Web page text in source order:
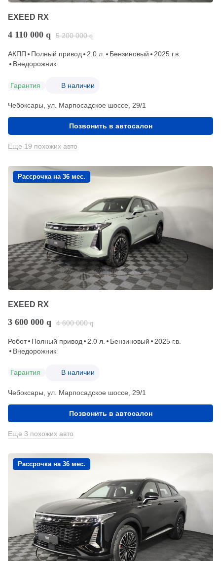
EXEED RX
4 110 000 q 5 200 000 q
АКПП Полный привод 2.0 л. Бензиновый
2025 г.в.
Внедорожник
Гарантия В наличии
Чебоксары, ул. Марпосадское шоссе, 29/1
Позвонить в автосалон
Еще 19 похожих авто
Рассрочка на 36 мес.
EXEED RX
3 600 000 q 4 600 000 q
Робот Полный привод 2.0 л. Бензиновый
2025 г.в.
Внедорожник
Гарантия В наличии
Чебоксары, ул. Марпосадское шоссе, 29/1
Позвонить в автосалон
Еще 3 похожих авто
Рассрочка на 36 мес.